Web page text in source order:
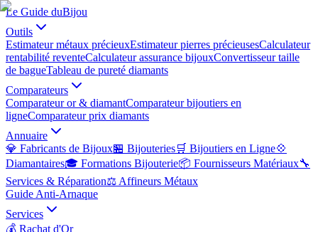
Le Guide duBijou
Outils
Estimateur métaux précieuxEstimateur pierres précieusesCalculateur
rentabilité reventeCalculateur assurance bijouxConvertisseur taille
de bagueTableau de pureté diamants
Comparateurs
Comparateur or & diamantComparateur bijoutiers en
ligneComparateur prix diamants
Annuaire
💎 Fabricants de Bijoux🏪 Bijouteries🛒 Bijoutiers en Ligne💠
Diamantaires🎓 Formations Bijouterie📦 Fournisseurs Matériaux🔧
Services & Réparation⚖️ Affineurs Métaux
Guide Anti-Arnaque
Services
💰 Rachat d'Or